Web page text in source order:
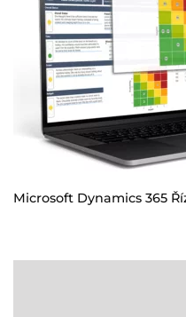
Microsoft Dynamics 365